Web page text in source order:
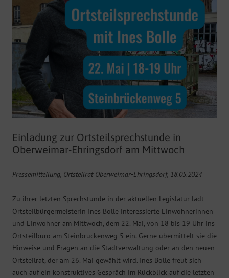
Einladung zur Ortsteilsprechstunde in
Oberweimar-Ehringsdorf am Mittwoch
Pressemitteilung, Ortsteilrat Oberweimar-Ehringsdorf, 18.05.2024
Zu ihrer letzten Sprechstunde in der aktuellen Legislatur lädt
Ortsteilbürgermeisterin Ines Bolle interessierte Einwohnerinnen
und Einwohner am Mittwoch, dem 22. Mai, von 18 bis 19 Uhr ins
Ortsteilbüro am Steinbrückenweg 5 ein. Gerne übermittelt sie die
Hinweise und Fragen an die Stadtverwaltung oder an den neuen
Ortsteilrat, der am 26. Mai gewählt wird. Ines Bolle freut sich
auch auf ein konstruktives Gespräch im Rückblick auf die letzten